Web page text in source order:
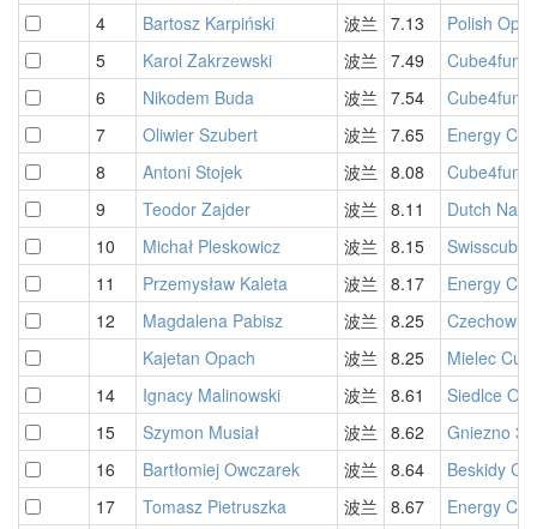
4
Bartosz Karpiński 波兰 7.13
Polish
5
Karol Zakrzewski 波兰 7.49
Cube4fun
6
Nikodem Buda 波兰 7.54
Cube4fun
7
Oliwier Szubert 波兰 7.65
Energy
8
Antoni Stojek 波兰 8.08
Cube4fun
9
Teodor Zajder 波兰 8.11
Dutch
10
Michał Pleskowicz 波兰 8.15
11
Przemysław Kaleta 波兰 8.17
Energy
12
Magdalena Pabisz 波兰 8.25
Kajetan Opach
波兰 8.25
Mielec
14
Ignacy Malinowski 波兰 8.61
Siedlce
15
Szymon Musiał 波兰 8.62
Gniezno
16
Bartłomiej Owczarek 波兰 8.64
Beskidy
17
Tomasz Pietruszka 波兰 8.67
Energy